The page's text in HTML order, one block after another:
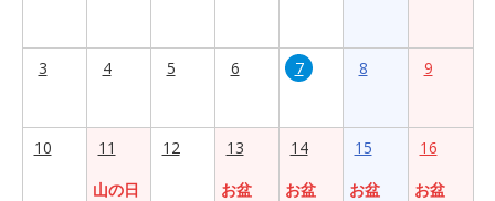
3 4 5 6 7 8 9
10
11
山の日
12
13
お盆
14
お盆
15
お盆
16
お盆